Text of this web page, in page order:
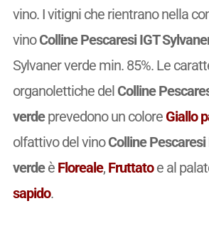
vino. I vitigni che rientrano nella
vinoColline Pescaresi IGT
Sylvaner verde min. 85%. Le
organolettiche delColline
verdeprevedono un colore Giallo
olfattivo del vinoColline Pescaresi
verdeè Floreale, Fruttatoe al
sapido.